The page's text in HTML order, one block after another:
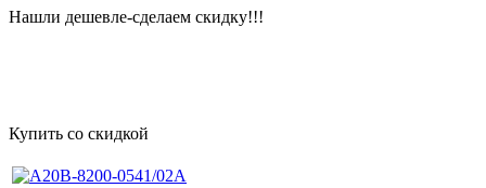
Нашли дешевле-сделаем скидку!!!
Купить со скидкой